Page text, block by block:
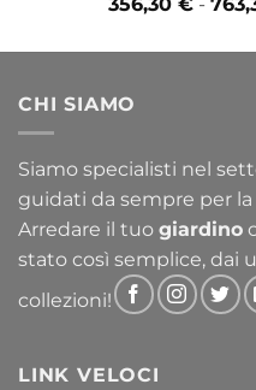
CHI SIAMO
Siamo specialisti nel
guidati da sempre per
Arredare il tuo giardino
stato così semplice, dai
collezioni!
LINK VELOCI